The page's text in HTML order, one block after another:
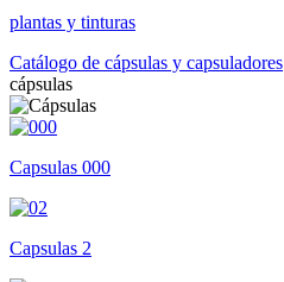
plantas y tinturas
Catálogo de cápsulas y capsuladores
cápsulas
Capsulas 000
Capsulas 2